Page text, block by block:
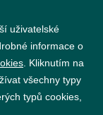
uživatelské
informace o
. Kliknutím na
všechny typy
typů cookies,